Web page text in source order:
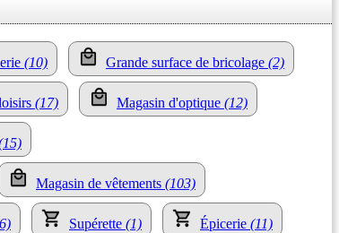
(10) Grande surface de bricolage (2)
(17) Magasin d'optique (12)
Magasin de vêtements (103)
Supérette (1) Épicerie (11)